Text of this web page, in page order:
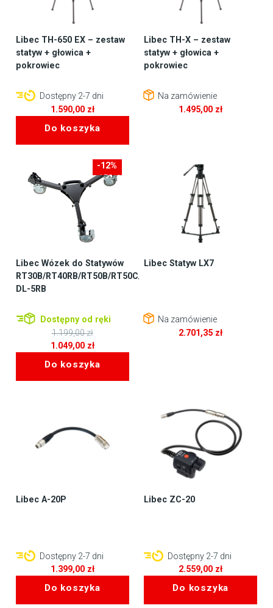
Libec TH-650 EX – zestaw
statyw + głowica +
pokrowiec
Dostępny 2-7 dni
1.590,00 zł
Do koszyka
Libec TH-X – zestaw
statyw + głowica +
pokrowiec
Na zamówienie
1.495,00 zł
-12%
-150zł
Libec Wózek do Statywów
RT30B/RT40RB/RT50B/RT50C/LIBEC
DL-5RB
Dostępny od ręki
1.199,00zł
Pierwotna
wynosiła:
1.199,00 zł.
1.049,00 zł
wynosi:
Do koszyka
Libec Statyw LX7
Na zamówienie
2.701,35 zł
Libec A-20P
Dostępny 2-7 dni
1.399,00 zł
Do koszyka
Libec ZC-20
Dostępny 2-7 dni
2.559,00 zł
Do koszyka